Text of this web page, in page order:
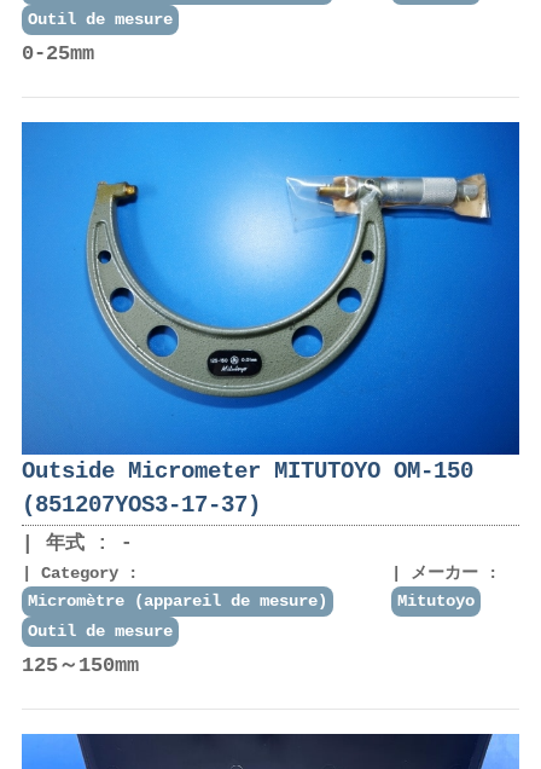
Outil de mesure
0-25mm
Outside Micrometer MITUTOYO OM-150
(851207YOS3-17-37)
年式 : -
Category :
Micromètre (appareil de mesure)
Outil de mesure
メーカー :
Mitutoyo
125～150mm